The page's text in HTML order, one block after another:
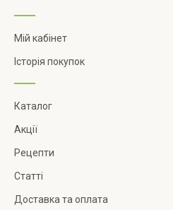
Мій кабінет
Історія покупок
Каталог
Акції
Рецепти
Статті
Доставка та оплата